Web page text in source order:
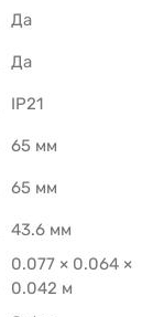
Да
Да
IP21
65 мм
65 мм
43.6 мм
0.077 × 0.064 ×
0.042 м